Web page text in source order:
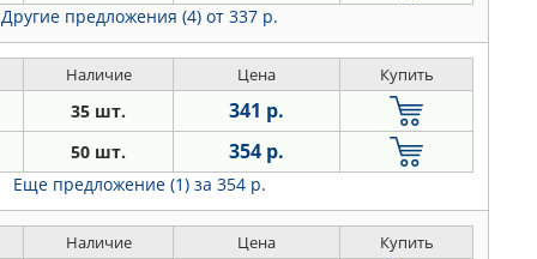
Другие предложения (4) от 337 р.
Наличие Цена Купить
35 шт. 341 р.
50 шт. 354 р.
Еще предложение (1) за 354 р.
Наличие Цена Купить